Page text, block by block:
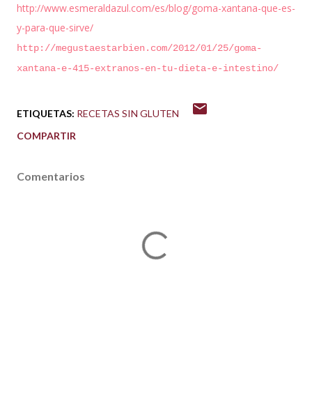
http://www.esmeraldazul.com/es/blog/goma-xantana-que-es-
y-para-que-sirve/
http://megustaestarbien.com/2012/01/25/goma-
xantana-e-415-extranos-en-tu-dieta-e-intestino/
ETIQUETAS: RECETAS SIN GLUTEN
COMPARTIR
Comentarios